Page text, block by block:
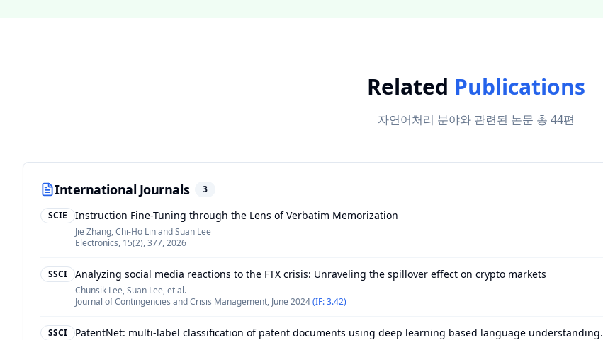
Related Publications
자연어처리 분야와 관련된 논문 총 44편
International Journals 3
SCIE Instruction Fine-Tuning through the Lens of Verbatim Memorization
Jie Zhang, Chi-Ho Lin and Suan Lee
Electronics, 15(2), 377,2026
SSCI Analyzing social media reactions to the FTX crisis: Unraveling the spillover effect on crypto markets
Chunsik Lee, Suan Lee, et al.
Journal of Contingencies and Crisis Management, June 2024(IF: 3.42)
SSCI PatentNet: multi-label classification of patent documents using deep learning based language understanding.